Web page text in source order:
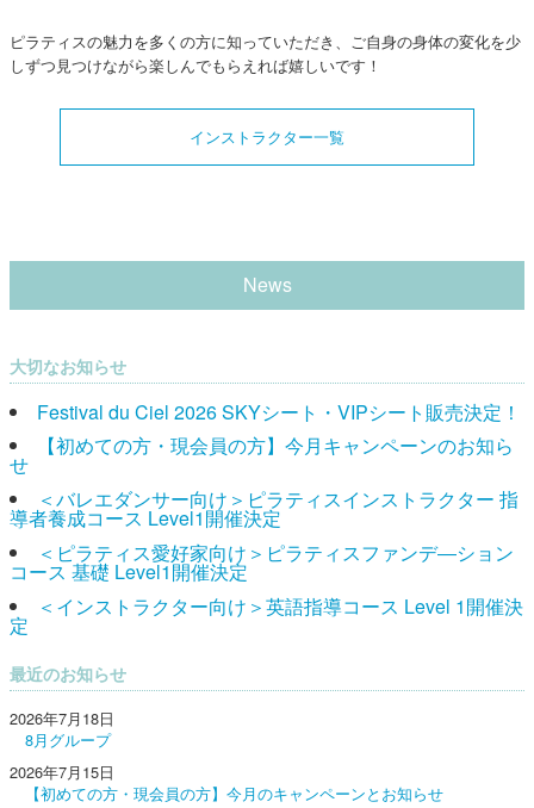
ピラティスの魅力を多くの方に知っていただき、ご自身の身体の変化を少
しずつ見つけながら楽しんでもらえれば嬉しいです！
インストラクター一覧
News
大切なお知らせ
Festival du Ciel 2026 SKYシート・VIPシート販売決定！
【初めての方・現会員の方】今月キャンペーンのお知ら
せ
＜バレエダンサー向け＞ピラティスインストラクター 指
導者養成コース Level1開催決定
＜ピラティス愛好家向け＞ピラティスファンデ―ション
コース 基礎 Level1開催決定
＜インストラクター向け＞英語指導コース Level 1開催決
定
最近のお知らせ
2026年7月18日
8月グループ
2026年7月15日
【初めての方・現会員の方】今月のキャンペーンとお知らせ